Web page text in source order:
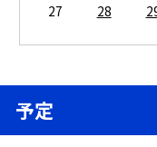
27
28
予定